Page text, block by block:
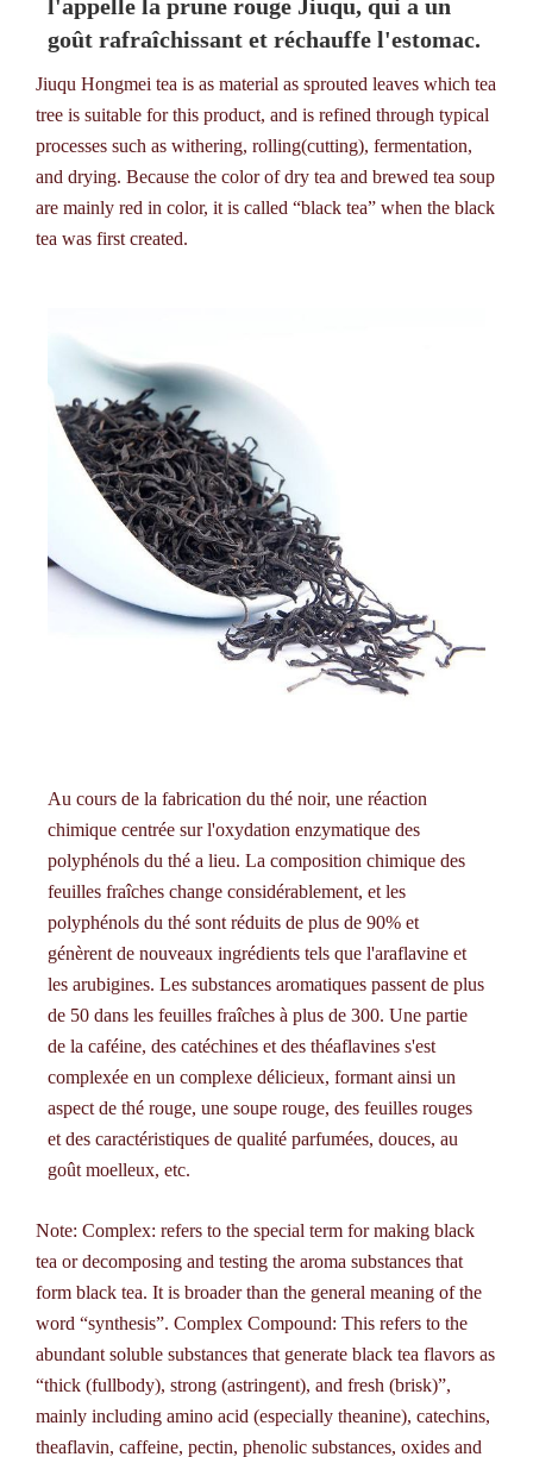
l'appelle la prune rouge Jiuqu, qui a un
goût rafraîchissant et réchauffe l'estomac.
Jiuqu Hongmei tea is as material as sprouted leaves which tea
tree is suitable for this product, and is refined through typical
processes such as withering, rolling(cutting), fermentation,
and drying. Because the color of dry tea and brewed tea soup
are mainly red in color, it is called “black tea” when the black
tea was first created.
Au cours de la fabrication du thé noir, une réaction
chimique centrée sur l'oxydation enzymatique des
polyphénols du thé a lieu. La composition chimique des
feuilles fraîches change considérablement, et les
polyphénols du thé sont réduits de plus de 90% et
génèrent de nouveaux ingrédients tels que l'araflavine et
les arubigines. Les substances aromatiques passent de plus
de 50 dans les feuilles fraîches à plus de 300. Une partie
de la caféine, des catéchines et des théaflavines s'est
complexée en un complexe délicieux, formant ainsi un
aspect de thé rouge, une soupe rouge, des feuilles rouges
et des caractéristiques de qualité parfumées, douces, au
goût moelleux, etc.
Note: Complex: refers to the special term for making black
tea or decomposing and testing the aroma substances that
form black tea. It is broader than the general meaning of the
word “synthesis”. Complex Compound: This refers to the
abundant soluble substances that generate black tea flavors as
“thick (fullbody), strong (astringent), and fresh (brisk)”,
mainly including amino acid (especially theanine), catechins,
theaflavin, caffeine, pectin, phenolic substances, oxides and